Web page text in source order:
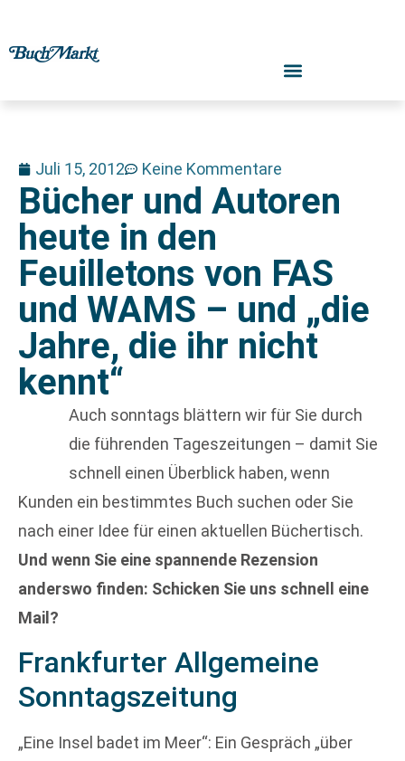
Juli 15, 2012 Keine Kommentare
Bücher und Autoren
heute in den
Feuilletons von FAS
und WAMS – und „die
Jahre, die ihr nicht
kennt“
Auch sonntags blättern wir für Sie durch
die führenden Tageszeitungen – damit Sie
schnell einen Überblick haben, wenn
Kunden ein bestimmtes Buch suchen oder Sie
nach einer Idee für einen aktuellen Büchertisch.
Und wenn Sie eine spannende Rezension
anderswo finden: Schicken Sie uns schnell eine
Mail?
Frankfurter Allgemeine
Sonntagszeitung
„Eine Insel badet im Meer“: Ein Gespräch „über